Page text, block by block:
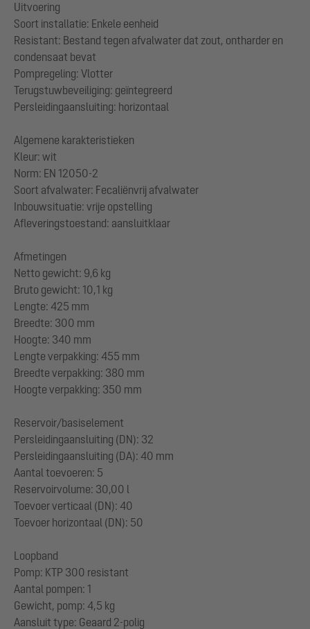
Uitvoering
Soort installatie: Enkele eenheid
Resistant: Bestand tegen afvalwater dat zout, ontharder en
condensaat bevat
Pompregeling: Vlotter
Terugstuwbeveiliging: geïntegreerd
Persleidingaansluiting: horizontaal
Algemene karakteristieken
Kleur: wit
Norm: EN 12050-2
Soort afvalwater: Fecaliënvrij afvalwater
Inbouwsituatie: vrije opstelling
Afleveringstoestand: aansluitklaar
Afmetingen
Netto gewicht: 9,6 kg
Bruto gewicht: 10,1 kg
Lengte: 425 mm
Breedte: 300 mm
Hoogte: 340 mm
Lengte verpakking: 455 mm
Breedte verpakking: 380 mm
Hoogte verpakking: 350 mm
Reservoir/basiselement
Persleidingaansluiting (DN): 32
Persleidingaansluiting (DA): 40 mm
Aantal toevoeren: 5
Reservoirvolume: 30,00 l
Toevoer verticaal (DN): 40
Toevoer horizontaal (DN): 50
Loopband
Pomp: KTP 300 resistant
Aantal pompen: 1
Gewicht, pomp: 4,5 kg
Aansluit type: Geaard 2-polig